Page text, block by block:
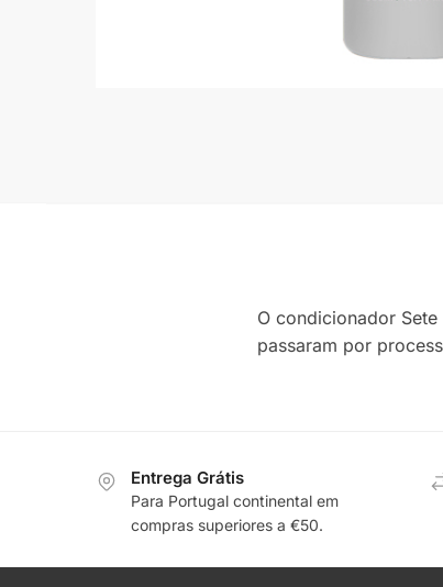
O condicionador
passaram por
Entrega Grátis
Para Portugal continental em
compras superiores a €50.